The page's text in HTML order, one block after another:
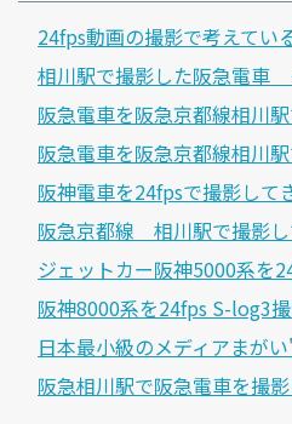
24fps動画の撮影で考えてい
相川駅で撮影した阪急電車
阪急電車を阪急京都線相川
阪急電車を阪急京都線相川
阪神電車を24fpsで撮影して
阪急京都線 相川駅で撮影
ジェットカー阪神5000系を
阪神8000系を24fps S-log3
日本最小級のメディアまが
阪急相川駅で阪急電車を撮